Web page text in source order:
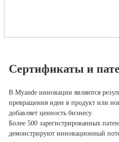
Сертификаты и
В Myande инновации являются
превращения идеи в продукт или
добавляет ценность бизнесу.
Более 500 зарегистрированных
демонстрируют инновационный